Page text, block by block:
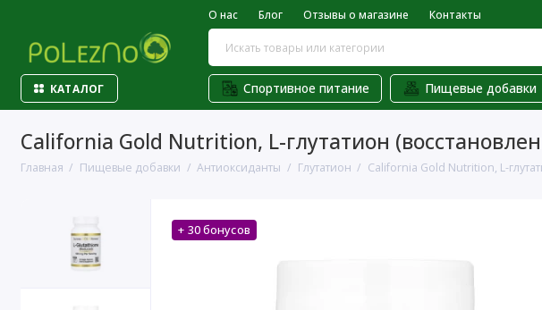
О нас Блог Отзывы о магазине Контакты
КАТАЛОГ Спортивное питание Пищевые добавки
California Gold Nutrition, L-глутатион
Главная Пищевые добавки Антиоксиданты Глутатион California Gold Nutrition, L-
+ 30 бонусов